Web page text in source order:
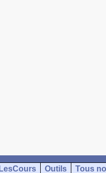
Outils Tous